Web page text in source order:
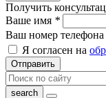
Получить
Ваше имя *
Ваш номер телефона
Я согласен на
Отправить